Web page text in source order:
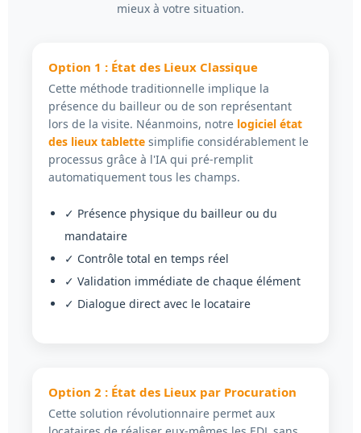
mieux à votre situation.
Option 1 : État des Lieux Classique
Cette méthode traditionnelle implique la
présence du bailleur ou de son représentant
lors de la visite. Néanmoins, notre logiciel état
des lieux tablette simplifie considérablement le
processus grâce à l'IA qui pré-remplit
automatiquement tous les champs.
✓ Présence physique du bailleur ou du
mandataire
✓ Contrôle total en temps réel
✓ Validation immédiate de chaque élément
✓ Dialogue direct avec le locataire
Option 2 : État des Lieux par Procuration
Cette solution révolutionnaire permet aux